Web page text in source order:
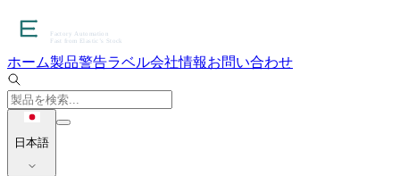
ホーム製品警告ラベル会社情報お問い合わせ
日本語